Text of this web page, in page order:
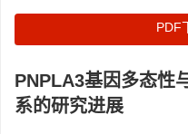
PDF
PNPLA3基因多态性
系的研究进展